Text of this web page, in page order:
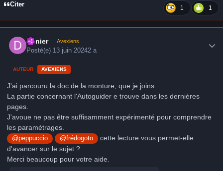
Citer 1 1
Denier Avexiens
Posté(e) 13 juin 20242 a
AUTEUR AVEXIENS
J'ai parcouru la doc de la monture, que je joins.
La partie concernant l'Autoguider e trouve dans les dernières
pages.
J'avoue ne pas être suffisamment expérimenté pour comprendre
les paramétrages.
@peppuccio @frédogoto
cette lecture vous permet-elle
d'avancer sur le sujet ?
Merci beaucoup pour votre aide.